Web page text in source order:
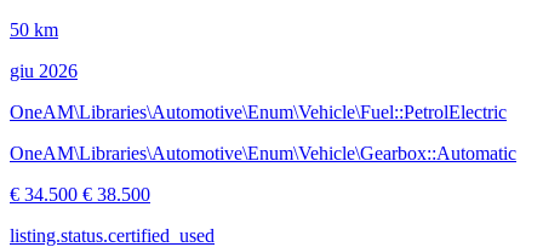
50 km
giu 2026
OneAM\Libraries\Automotive\Enum\Vehicle\Fuel::PetrolElectric
OneAM\Libraries\Automotive\Enum\Vehicle\Gearbox::Automatic
€ 34.500 € 38.500
listing.status.certified_used